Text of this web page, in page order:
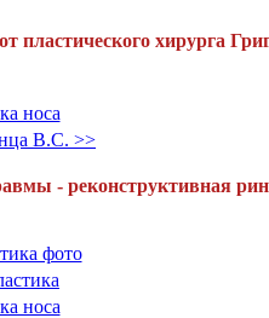
пластического хирурга
В.С. >>
- реконструктивная